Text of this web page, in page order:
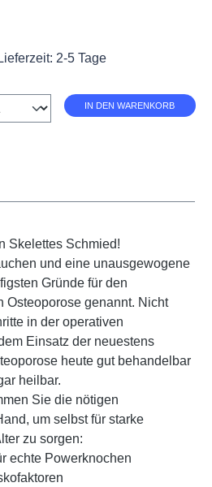
2-5 Tage
IN DEN WARENKORB
Skelettes Schmied!
und eine unausgewogene
Gründe für den
Osteoporose genannt. Nicht
in der operativen
Einsatz der neuestens
heute gut behandelbar
heilbar.
Sie die nötigen
um selbst für starke
zu sorgen:
echte Powerknochen